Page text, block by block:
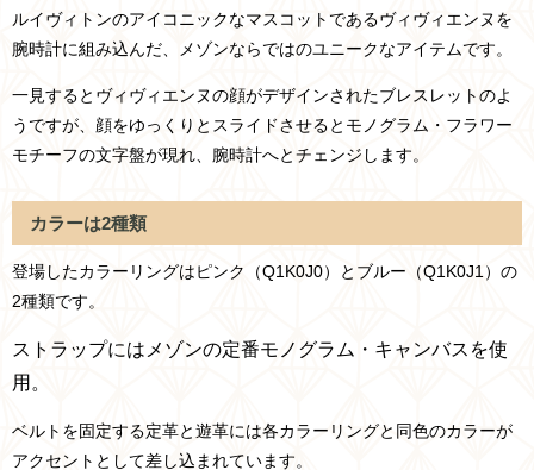
ルイヴィトンのアイコニックなマスコットであるヴィヴィエンヌを
腕時計に組み込んだ、メゾンならではのユニークなアイテムです。
一見するとヴィヴィエンヌの顔がデザインされたブレスレットのよ
うですが、顔をゆっくりとスライドさせるとモノグラム・フラワー
モチーフの文字盤が現れ、腕時計へとチェンジします。
カラーは2種類
登場したカラーリングはピンク（Q1K0J0）とブルー（Q1K0J1）の
2種類です。
ストラップにはメゾンの定番モノグラム・キャンバスを使
用。
ベルトを固定する定革と遊革には各カラーリングと同色のカラーが
アクセントとして差し込まれています。